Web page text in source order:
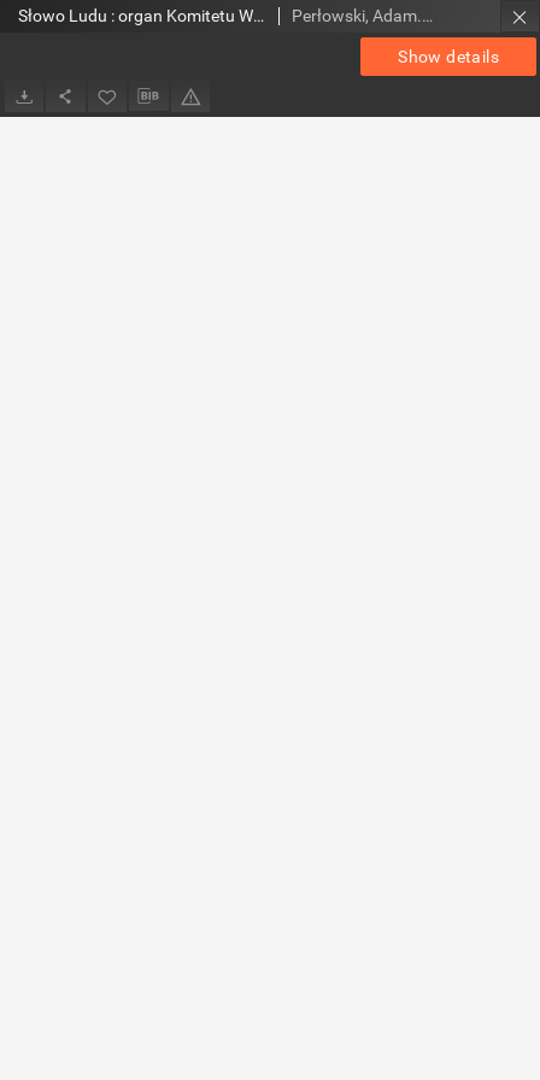
Show details
Słowo Ludu : organ Komitetu Wojewódzkiego Polskiej Zjednoczonej Partii Robotniczej, 1978 R.XXIX, nr 56 Perłowski, Adam. Red.